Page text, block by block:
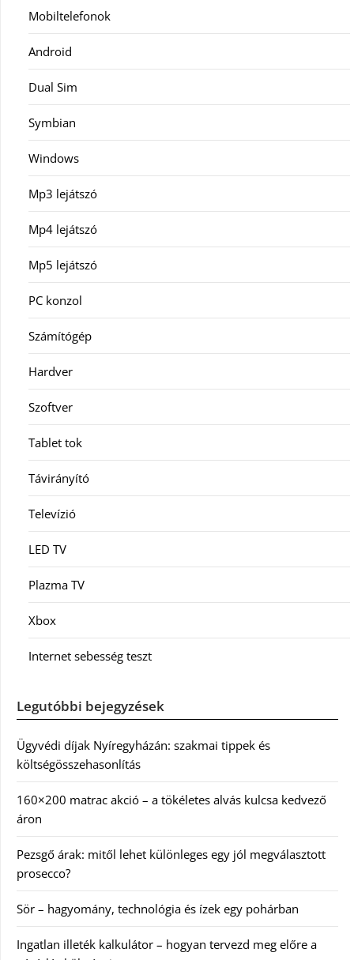
Mobiltelefonok
Android
Dual Sim
Symbian
Windows
Mp3 lejátszó
Mp4 lejátszó
Mp5 lejátszó
PC konzol
Számítógép
Hardver
Szoftver
Tablet tok
Távirányító
Televízió
LED TV
Plazma TV
Xbox
Internet sebesség teszt
Legutóbbi bejegyzések
Ügyvédi díjak Nyíregyházán: szakmai tippek és
költségösszehasonlítás
160×200 matrac akció – a tökéletes alvás kulcsa kedvező
áron
Pezsgő árak: mitől lehet különleges egy jól megválasztott
prosecco?
Sör – hagyomány, technológia és ízek egy pohárban
Ingatlan illeték kalkulátor – hogyan tervezd meg előre a